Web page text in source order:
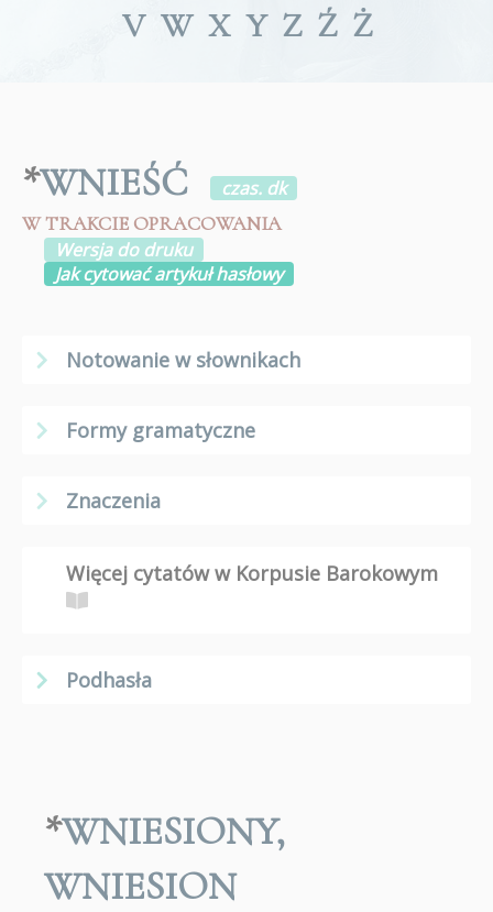
V W X Y Z Ź Ż
*WNIEŚĆ
czas. dk
W TRAKCIE OPRACOWANIA
Wersja do druku
Jak cytować artykuł hasłowy
Notowanie w słownikach
Formy gramatyczne
Znaczenia
Więcej cytatów w Korpusie Barokowym
Podhasła
*WNIESIONY,
WNIESION